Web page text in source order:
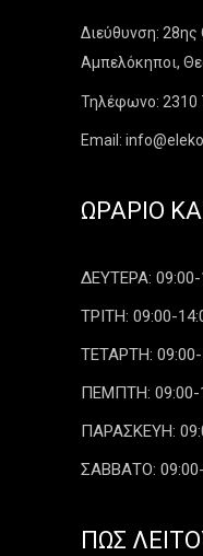
Διεύθυνση:
Αμπελόκηποι,
Τηλέφωνο: 2310
Email:
ΩΡΆΡΙΟ
ΔΕΥΤΕΡΑ: 09:00-
ΤΡΙΤΗ: 09:00-
ΤΕΤΑΡΤΗ: 09:00-
ΠΕΜΠΤΗ: 09:00-
ΠΑΡΑΣΚΕΥΗ:
ΣΑΒΒΑΤΟ:
ΠΏΣ